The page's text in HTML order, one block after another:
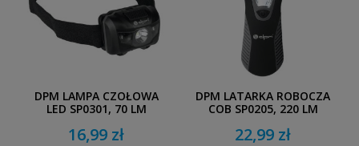
DPM LAMPA CZOŁOWA
LED SP0301, 70 LM
16,99 zł
DPM LATARKA ROBOCZA
COB SP0205, 220 LM
22,99 zł